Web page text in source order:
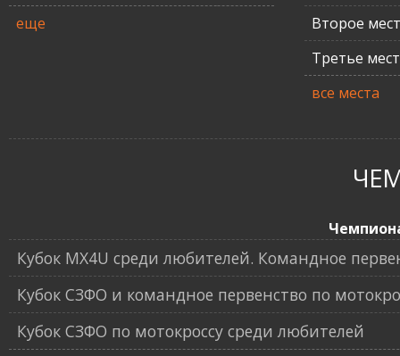
еще
Второе
Третье
все места
Кубок MX4U среди любителей. Командное
Кубок СЗФО и командное первенство по
Кубок СЗФО по мотокроссу среди любителей